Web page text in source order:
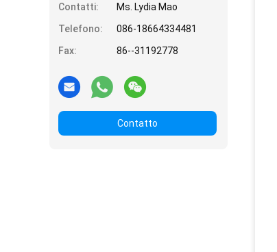
Contatti:
Ms. Lydia Mao
Telefono:
086-18664334481
Fax:
86--31192778
Contatto